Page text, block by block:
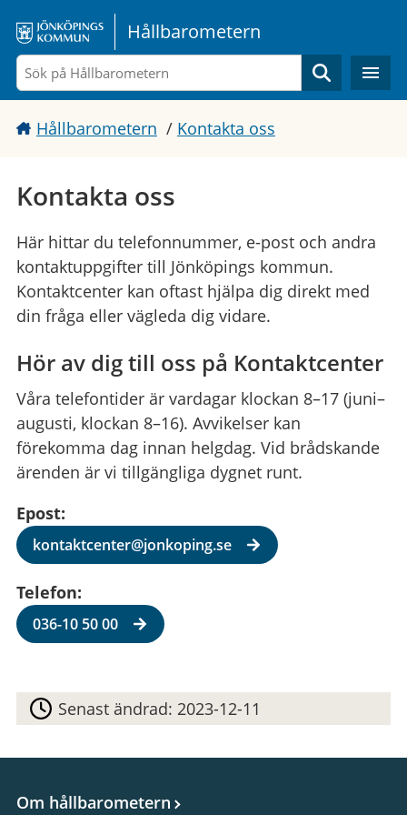
Gå direkt till sidans innehåll
Hållbarometern
Sök
Hållbarometern / Kontakta oss
Kontakta oss
Här hittar du telefonnummer, e-post och andra
kontaktuppgifter till Jönköpings kommun.
Kontaktcenter kan oftast hjälpa dig direkt med
din fråga eller vägleda dig vidare.
Hör av dig till oss på Kontaktcenter
Våra telefontider är vardagar klockan 8–17 (juni–
augusti, klockan 8–16). Avvikelser kan
förekomma dag innan helgdag. Vid brådskande
ärenden är vi tillgängliga dygnet runt.
Epost:
kontaktcenter@jonkoping.se
Telefon:
036-10 50 00
Senast ändrad:2023-12-11
Om hållbarometern